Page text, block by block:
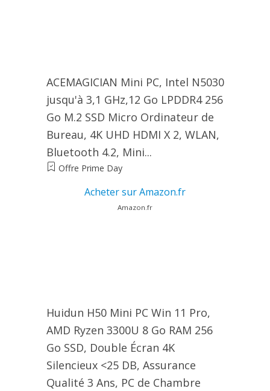
ACEMAGICIAN Mini PC, Intel N5030
jusqu'à 3,1 GHz,12 Go LPDDR4 256
Go M.2 SSD Micro Ordinateur de
Bureau, 4K UHD HDMI X 2, WLAN,
Bluetooth 4.2, Mini...
Offre Prime Day
Acheter sur Amazon.fr
Amazon.fr
Huidun H50 Mini PC Win 11 Pro,
AMD Ryzen 3300U 8 Go RAM 256
Go SSD, Double Écran 4K
Silencieux <25 DB, Assurance
Qualité 3 Ans, PC de Chambre